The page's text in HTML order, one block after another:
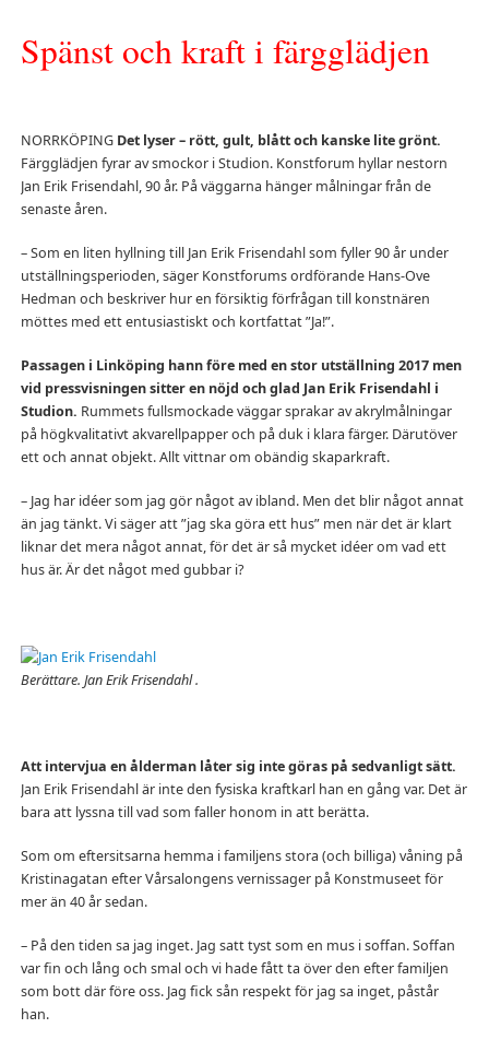
Spänst och kraft i färgglädjen
NORRKÖPING Det lyser – rött, gult, blått och kanske lite grönt.
Färgglädjen fyrar av smockor i Studion. Konstforum hyllar nestorn
Jan Erik Frisendahl, 90 år. På väggarna hänger målningar från de
senaste åren.
– Som en liten hyllning till Jan Erik Frisendahl som fyller 90 år under
utställningsperioden, säger Konstforums ordförande Hans-Ove
Hedman och beskriver hur en försiktig förfrågan till konstnären
möttes med ett entusiastiskt och kortfattat ”Ja!”.
Passagen i Linköping hann före med en stor utställning 2017 men
vid pressvisningen sitter en nöjd och glad Jan Erik Frisendahl i
Studion. Rummets fullsmockade väggar sprakar av akrylmålningar
på högkvalitativt akvarellpapper och på duk i klara färger. Därutöver
ett och annat objekt. Allt vittnar om obändig skaparkraft.
– Jag har idéer som jag gör något av ibland. Men det blir något annat
än jag tänkt. Vi säger att ”jag ska göra ett hus” men när det är klart
liknar det mera något annat, för det är så mycket idéer om vad ett
hus är. Är det något med gubbar i?
Berättare. Jan Erik Frisendahl .
Att intervjua en ålderman låter sig inte göras på sedvanligt sätt.
Jan Erik Frisendahl är inte den fysiska kraftkarl han en gång var. Det är
bara att lyssna till vad som faller honom in att berätta.
Som om eftersitsarna hemma i familjens stora (och billiga) våning på
Kristinagatan efter Vårsalongens vernissager på Konstmuseet för
mer än 40 år sedan.
– På den tiden sa jag inget. Jag satt tyst som en mus i soffan. Soffan
var fin och lång och smal och vi hade fått ta över den efter familjen
som bott där före oss. Jag fick sån respekt för jag sa inget, påstår
han.